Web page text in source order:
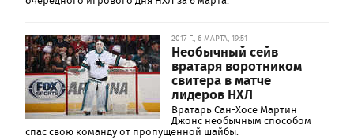
2017 Г., 6 МАРТА, 19:51
Необычный сейв
вратаря воротником
свитера в матче
лидеров НХЛ
Вратарь Сан-Хосе Мартин
Джонс необычным способом
спас свою команду от пропущенной шайбы.